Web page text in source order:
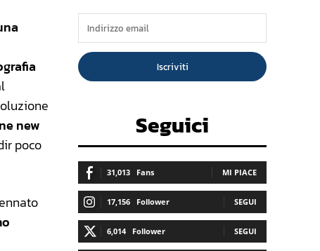
new
poco
Iscriviti
Seguici
31,013 Fans MI PIACE
17,156 Follower SEGUI
6,014 Follower SEGUI